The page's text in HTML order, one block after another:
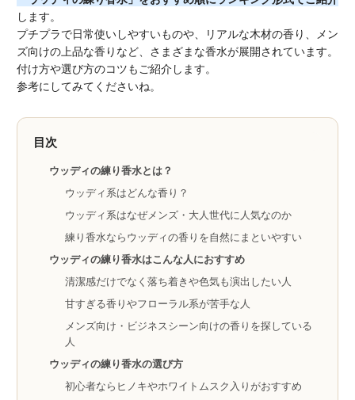
します。
プチプラで日常使いしやすいものや、リアルな木材の香り、メン
ズ向けの上品な香りなど、さまざまな香水が展開されています。
付け方や選び方のコツもご紹介します。
参考にしてみてくださいね。
目次
ウッディの練り香水とは？
ウッディ系はどんな香り？
ウッディ系はなぜメンズ・大人世代に人気なのか
練り香水ならウッディの香りを自然にまといやすい
ウッディの練り香水はこんな人におすすめ
清潔感だけでなく落ち着きや色気も演出したい人
甘すぎる香りやフローラル系が苦手な人
メンズ向け・ビジネスシーン向けの香りを探している
人
ウッディの練り香水の選び方
初心者ならヒノキやホワイトムスク入りがおすすめ